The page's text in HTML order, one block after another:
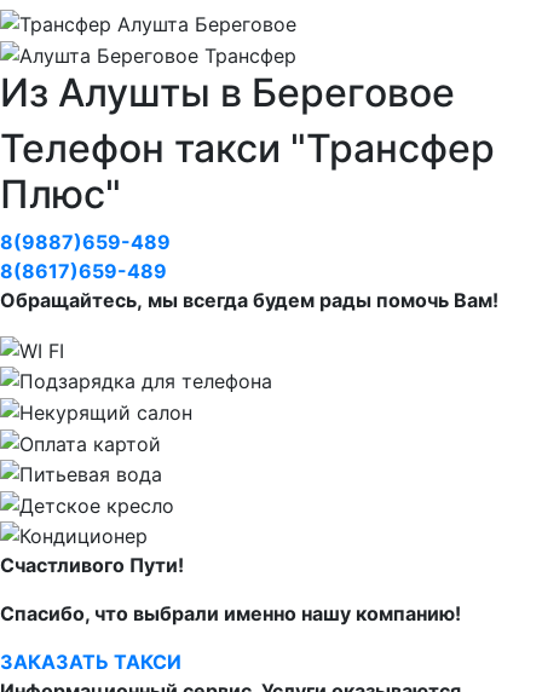
Из Алушты в Береговое
Телефон такси "Трансфер
Плюс"
8(9887)659-489
8(8617)659-489
Обращайтесь, мы всегда будем рады помочь Вам!
Счастливого Пути!
Спасибо, что выбрали именно нашу компанию!
ЗАКАЗАТЬ ТАКСИ